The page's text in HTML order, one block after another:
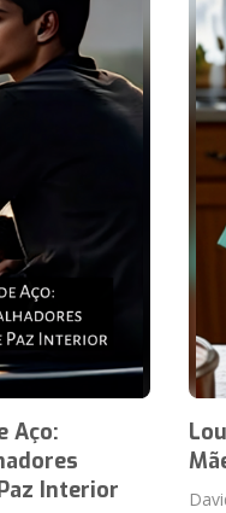
Aço:
Interior